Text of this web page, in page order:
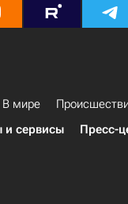
В мире
и сервисы Пресс-